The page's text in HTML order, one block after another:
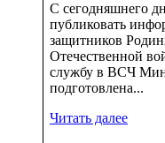
С сегодняшнего
публиковать
защитников
Отечественной
службу в ВСЧ
подготовлена...
Читать далее